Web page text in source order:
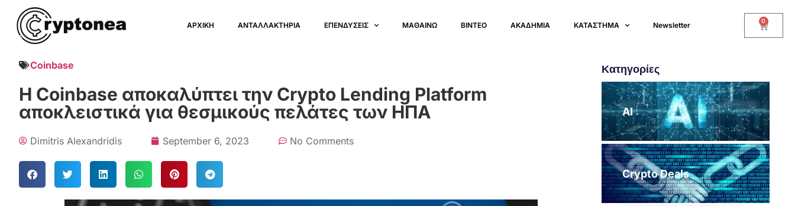
ΑΡΧΙΚΗ ΑΝΤΑΛΛΑΚΤΗΡΙΑ ΕΠΕΝΔΥΣΕΙΣ ΜΑΘΑΙΝΩ ΒΙΝΤΕΟ ΑΚΑΔΗΜΙΑ ΚΑΤΑΣΤΗΜΑ Newsletter 0
Coinbase
Η Coinbase αποκαλύπτει την Crypto Lending Platform
αποκλειστικά για θεσμικούς πελάτες των ΗΠΑ
Dimitris Alexandridis September 6, 2023 No Comments
Κατηγορίες
AI
Crypto Deals